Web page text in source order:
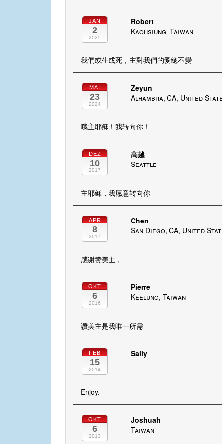
JAN
2
2025
Robert
Kaohsiung, Taiwan
我們或生或死，主對我們的愛總不變
MAI
23
2024
Zeyun
Alhambra, CA, United
哦主耶稣！我转向你！
DEZ
10
2017
高越
Seattle
主耶稣，我愿意转向你
APR
8
2017
Chen
San Diego, CA, United
感谢赞美主，
OKT
6
2016
Pierre
Keelung, Taiwan
讚美主是我唯一所需
FEB
15
2014
Sally
Enjoy.
OKT
6
2013
Joshuah
Taiwan